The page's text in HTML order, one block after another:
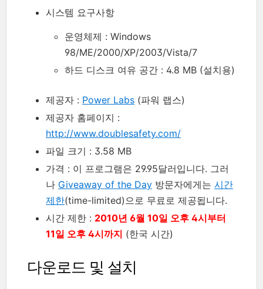
시스템 요구사항
운영체제 : Windows
98/ME/2000/XP/2003/Vista/7
하드 디스크 여유 공간 : 4.8 MB (설치용)
제공자 : Power Labs (파워 랩스)
제공자 홈페이지 :
http://www.doublesafety.com/
파일 크기 : 3.58 MB
가격 : 이 프로그램은 29.95달러입니다. 그러
나 Giveaway of the Day 방문자에게는 시간
제한(time-limited)으로 무료로 제공됩니다.
시간 제한 : 2010년 6월 10일 오후 4시부터
11일 오후 4시까지 (한국 시간)
다운로드 및 설치